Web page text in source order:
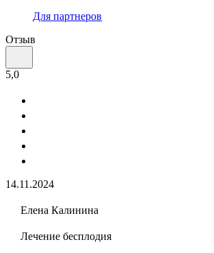
Для партнеров
Отзыв
5,0
14.11.2024
Елена Калинина
Лечение бесплодия